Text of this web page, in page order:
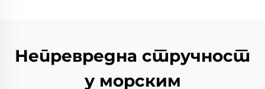
Непревредна стручност
у морским